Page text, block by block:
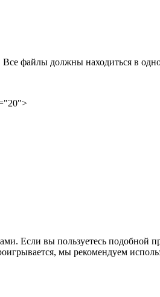
Все файлы должны находиться в
Если вы пользуетесь подобной
мы рекомендуем